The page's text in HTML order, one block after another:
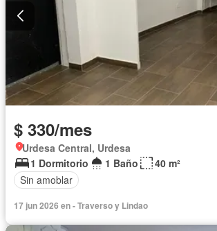
$ 330/mes
Urdesa Central, Urdesa
1 Dormitorio
1 Baño
40 m²
Sin amoblar
17 jun 2026 en - Traverso y Lindao